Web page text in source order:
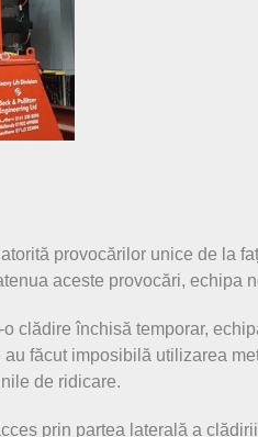
provocărilor unice de la
aceste provocări, echipa
clădire închisă temporar,
făcut imposibilă utilizarea
de ridicare.
prin partea laterală a